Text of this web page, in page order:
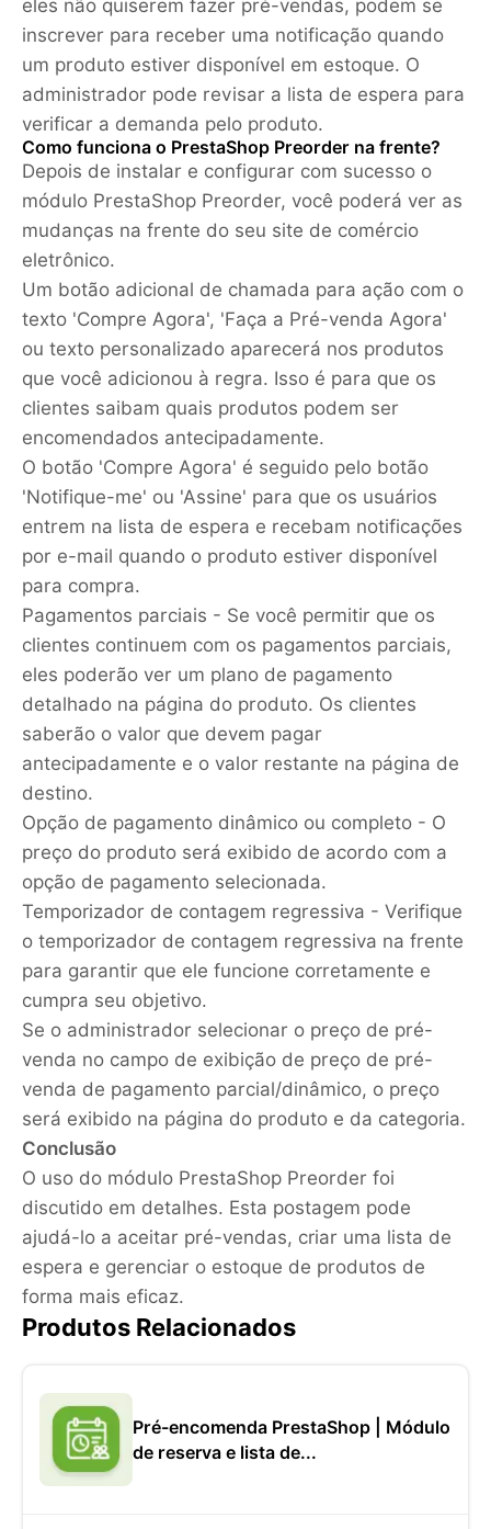
eles não quiserem fazer pré-vendas, podem se
inscrever para receber uma notificação quando
um produto estiver disponível em estoque. O
administrador pode revisar a lista de espera para
verificar a demanda pelo produto.
Como funciona o PrestaShop Preorder na frente?
Depois de instalar e configurar com sucesso o
módulo PrestaShop Preorder, você poderá ver as
mudanças na frente do seu site de comércio
eletrônico.
Um botão adicional de chamada para ação com o
texto 'Compre Agora', 'Faça a Pré-venda Agora'
ou texto personalizado aparecerá nos produtos
que você adicionou à regra. Isso é para que os
clientes saibam quais produtos podem ser
encomendados antecipadamente.
O botão 'Compre Agora' é seguido pelo botão
'Notifique-me' ou 'Assine' para que os usuários
entrem na lista de espera e recebam notificações
por e-mail quando o produto estiver disponível
para compra.
Pagamentos parciais - Se você permitir que os
clientes continuem com os pagamentos parciais,
eles poderão ver um plano de pagamento
detalhado na página do produto. Os clientes
saberão o valor que devem pagar
antecipadamente e o valor restante na página de
destino.
Opção de pagamento dinâmico ou completo - O
preço do produto será exibido de acordo com a
opção de pagamento selecionada.
Temporizador de contagem regressiva - Verifique
o temporizador de contagem regressiva na frente
para garantir que ele funcione corretamente e
cumpra seu objetivo.
Se o administrador selecionar o preço de pré-
venda no campo de exibição de preço de pré-
venda de pagamento parcial/dinâmico, o preço
será exibido na página do produto e da categoria.
Conclusão
O uso do módulo PrestaShop Preorder foi
discutido em detalhes. Esta postagem pode
ajudá-lo a aceitar pré-vendas, criar uma lista de
espera e gerenciar o estoque de produtos de
forma mais eficaz.
Produtos Relacionados
Pré-encomenda PrestaShop | Módulo
de reserva e lista de...